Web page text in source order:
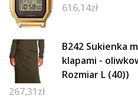
616,14zł
B242 Sukienka
klapami -
Rozmiar L (40))
267,31zł